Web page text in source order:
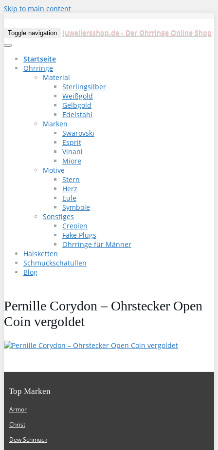
Skip to main content
Toggle navigation Juweliersshop.de - Der Ohrringe Online Shop
Startseite
Ohrringe
Material
Sterlingsilber
Weißgold
Gelbgold
Edelstahl
Marken
Swarovski
Esprit
Vinani
Miore
Motive
Stern
Herz
Eule
Symbole
Sonstiges
Creolen
Fake Plugs
Ohrringe für Männer
Halsketten
Schmuckschatullen
Blog
Pernille Corydon – Ohrstecker Open
Coin vergoldet
Top Marken
Armor
Christ
Dew Schmuck